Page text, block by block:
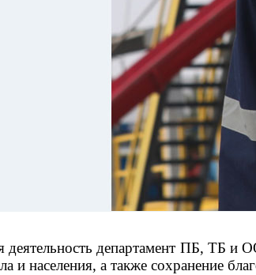
деятельность департамент ПБ, ТБ
и населения, а также сохранение